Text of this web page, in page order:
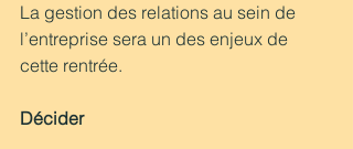
La gestion des relations au sein de
l’entreprise sera un des enjeux de
cette rentrée.
Décider